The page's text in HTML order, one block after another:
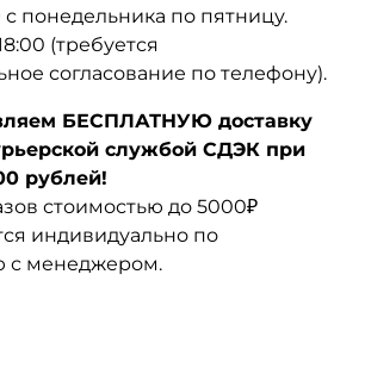
с понедельника по пятницу.
(требуется
согласование по телефону).
БЕСПЛАТНУЮ доставку
службой СДЭК при
рублей!
стоимостью до 5000₽
индивидуально по
с менеджером.